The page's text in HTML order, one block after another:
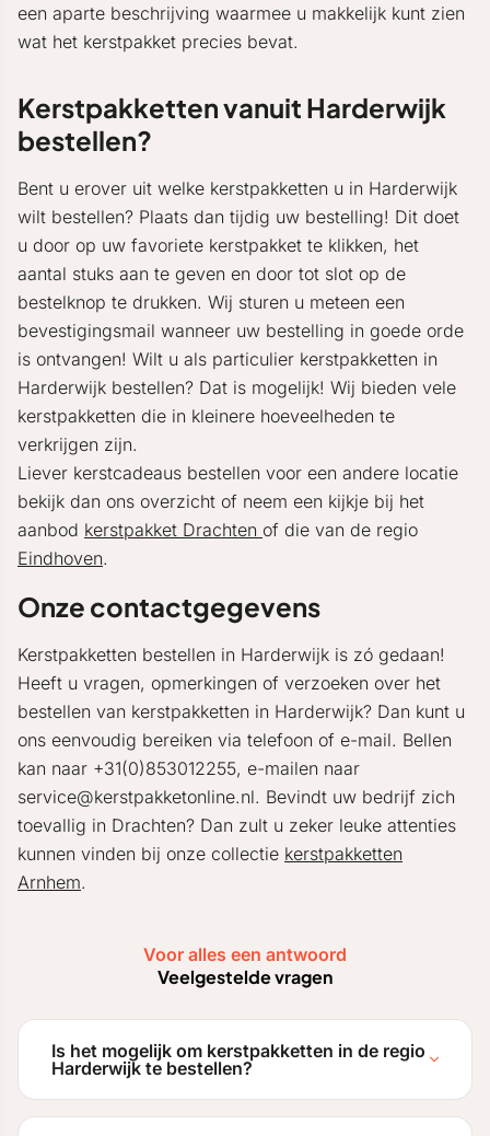
een aparte beschrijving waarmee u makkelijk kunt zien
wat het kerstpakket precies bevat.
Kerstpakketten vanuit Harderwijk
bestellen?
Bent u erover uit welke kerstpakketten u in Harderwijk
wilt bestellen? Plaats dan tijdig uw bestelling! Dit doet
u door op uw favoriete kerstpakket te klikken, het
aantal stuks aan te geven en door tot slot op de
bestelknop te drukken. Wij sturen u meteen een
bevestigingsmail wanneer uw bestelling in goede orde
is ontvangen! Wilt u als particulier kerstpakketten in
Harderwijk bestellen? Dat is mogelijk! Wij bieden vele
kerstpakketten die in kleinere hoeveelheden te
verkrijgen zijn.
Liever kerstcadeaus bestellen voor een andere locatie
bekijk dan ons overzicht of neem een kijkje bij het
aanbod kerstpakket Drachten of die van de regio
Eindhoven.
Onze contactgegevens
Kerstpakketten bestellen in Harderwijk is zó gedaan!
Heeft u vragen, opmerkingen of verzoeken over het
bestellen van kerstpakketten in Harderwijk? Dan kunt u
ons eenvoudig bereiken via telefoon of e-mail. Bellen
kan naar +31(0)853012255, e-mailen naar
service@kerstpakketonline.nl. Bevindt uw bedrijf zich
toevallig in Drachten? Dan zult u zeker leuke attenties
kunnen vinden bij onze collectie kerstpakketten
Arnhem.
Voor alles een antwoord
Veelgestelde vragen
Is het mogelijk om kerstpakketten in de regio
Harderwijk te bestellen?